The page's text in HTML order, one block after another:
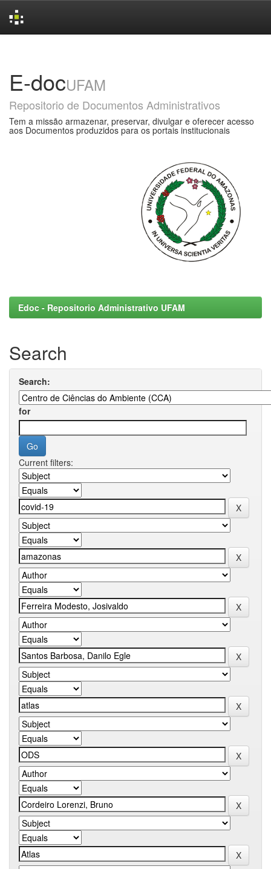
E-docUFAM
Repositorio de Documentos Administrativos
Tem a missão armazenar, preservar, divulgar e oferecer acesso
aos Documentos produzidos para os portais institucionais
Edoc - Repositorio Administrativo UFAM
Search
Search:
for
Current filters: